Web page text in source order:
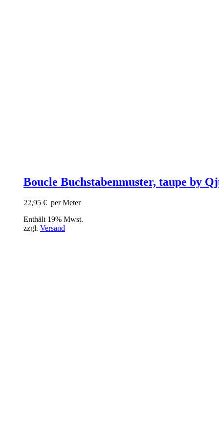
Boucle Buchstabenmuster, taupe by
22,95 € per Meter
Enthält 19% Mwst.
zzgl. Versand